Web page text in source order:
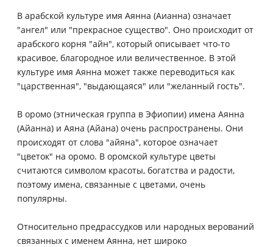
В арабской культуре имя Аянна (Аианна) означает
"ангел" или "прекрасное существо". Оно происходит от
арабского корня "айн", который описывает что-то
красивое, благородное или величественное. В этой
культуре имя Аянна может также переводиться как
"царственная", "выдающаяся" или "желанный гость".
В оромо (этническая группа в Эфиопии) имена Аянна
(Айанна) и Аяна (Айана) очень распространены. Они
происходят от слова "айяна", которое означает
"цветок" на оромо. В оромской культуре цветы
считаются символом красоты, богатства и радости,
поэтому имена, связанные с цветами, очень
популярны.
Относительно предрассудков или народных верований
связанных с именем Аянна, нет широко